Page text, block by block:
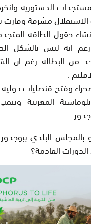
الدستورية
الاستقلال مشرفة وفازت
حقول الطاقة
رغم انه ليس بالشكل
من البطالة رغم ان
.
وفتح قنصليات دولية
المغربية
.
البلدي
القادمة؟